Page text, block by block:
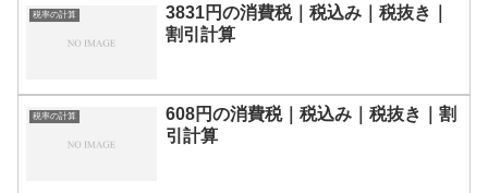
税率の計算
3831円の消費税｜税込み｜税抜き｜
割引計算
税率の計算
608円の消費税｜税込み｜税抜き｜割
引計算